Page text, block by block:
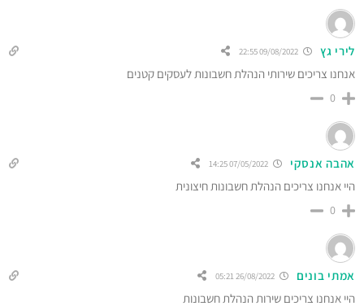
לירי גץ
אנחנו צריכים שירותי הנהלת חשבונות לעסקים קטנים
0
אהבה אנסקי
היי אנחנו צריכים הנהלת חשבונות חיצונית
0
אמתי בונים
היי אנחנו צריכים שירות הנהלת חשבונות